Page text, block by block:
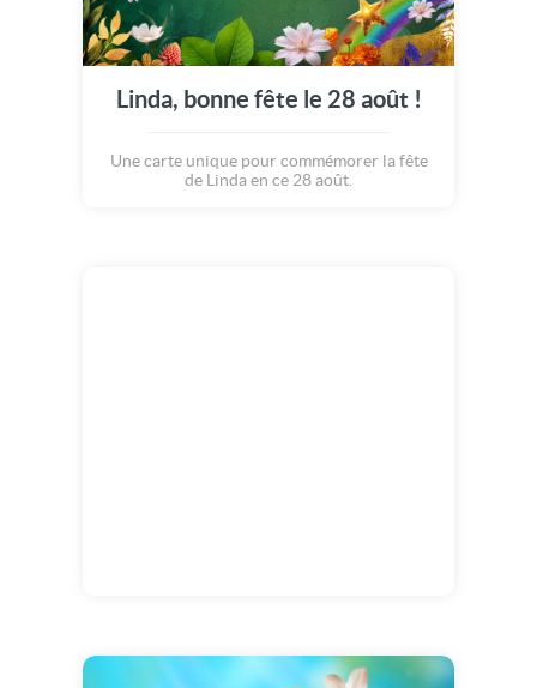
Linda, bonne fête le 28 août !
Une carte unique pour commémorer la fête
de Linda en ce 28 août.